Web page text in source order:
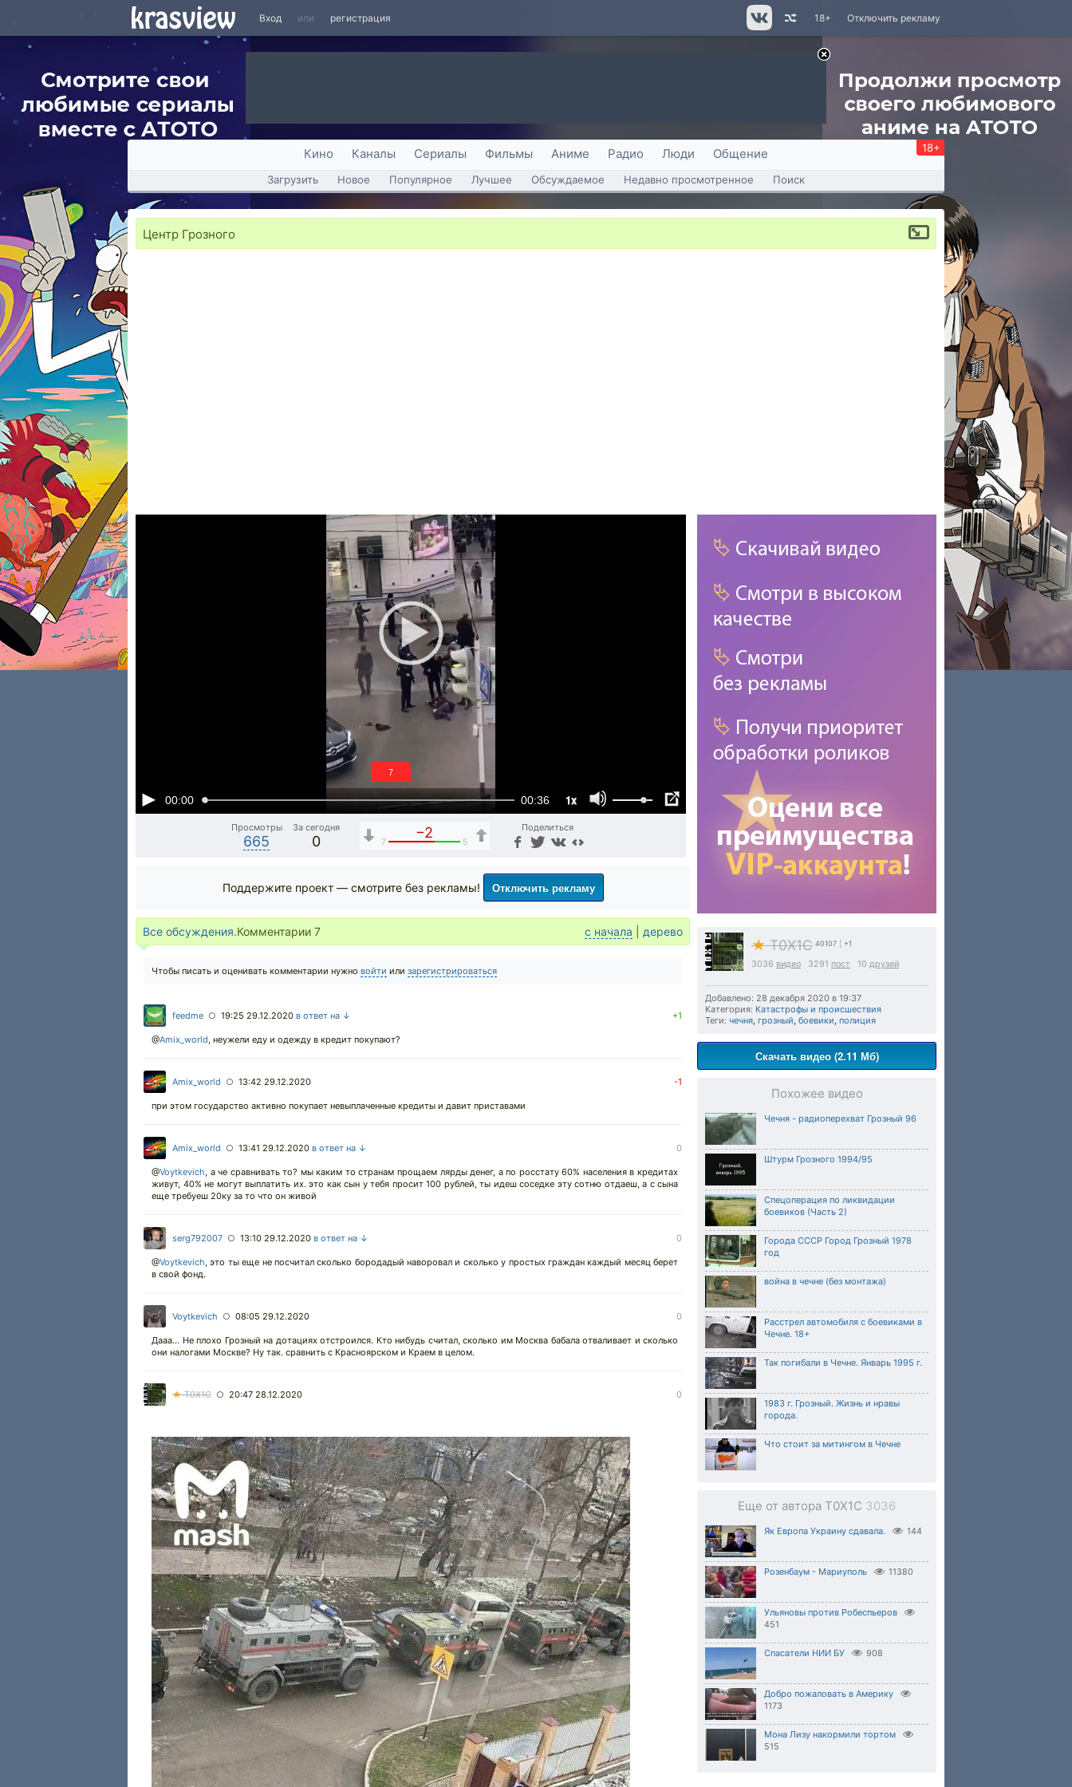
Вход или регистрация Отключить рекламу
18+
Кино Каналы Сериалы Фильмы Аниме Радио Люди Общение 18+
Загрузить Новое Популярное Лучшее Обсуждаемое Недавно просмотренное Поиск
Центр Грозного
00:00 00:36 1x
6
Просмотры
665
За сегодня
0
−2
7 5
Поделиться
★T0X1C 40107 +1
3036 видео 3291 пост 10 друзей
Добавлено: 28 декабря 2020 в 19:37
Категория: Катастрофы и происшествия
Теги: чечня, грозный, боевики, полиция
Скачать видео (2.11 Мб)
Похожее видео
Чечня - радиоперехват Грозный 96
Штурм Грозного 1994/95
Спецоперация по ликвидации
боевиков (Часть 2)
Города СССР Город Грозный 1978
год
война в чечне (без монтажа)
Расстрел автомобиля с боевиками в
Чечне. 18+
Так погибали в Чечне. Январь 1995 г.
1983 г. Грозный. Жизнь и нравы
города.
Что стоит за митингом в Чечне
Еще от автора T0X1C 3036
Як Европа Украину сдавала. 144
Розенбаум - Мариуполь 11380
Ульяновы против Робеспьеров
451
Спасатели НИИ БУ 908
Добро пожаловать в Америку
1173
Мона Лизу накормили тортом
515
Поддержите проект — смотрите без рекламы! Отключить рекламу
Все обсуждения.Комментарии 7 с начала дерево
Чтобы писать и оценивать комментарии нужно войти или зарегистрироваться
feedme ○ 19:25 29.12.2020 в ответ на ↓ +1
@Amix_world, неужели еду и одежду в кредит покупают?
Amix_world ○ 13:42 29.12.2020 -1
при этом государство активно покупает невыплаченные кредиты и давит приставами
Amix_world ○ 13:41 29.12.2020 в ответ на ↓ 0
@Voytkevich, а че сравнивать то? мы каким то странам прощаем лярды денег, а по росстату 60% населения в кредитах
живут, 40% не могут выплатить их. это как сын у тебя просит 100 рублей, ты идеш соседке эту сотню отдаеш, а с сына
еще требуеш 20ку за то что он живой
serg792007 ○ 13:10 29.12.2020 в ответ на ↓ 0
@Voytkevich, это ты еще не посчитал сколько бородадый наворовал и сколько у простых граждан каждый месяц берет
в свой фонд.
Voytkevich ○ 08:05 29.12.2020 0
Дааа... Не плохо Грозный на дотациях отстроился. Кто нибудь считал, сколько им Москва бабала отваливает и сколько
они налогами Москве? Ну так. сравнить с Красноярском и Краем в целом.
★T0X1C ○ 20:47 28.12.2020 0